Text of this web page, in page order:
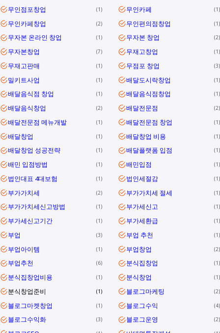
무인점포창업 1 무인카페 1
무인카페창업 2 무인편의점창업 1
무자본 온라인 창업 1 무자본 창업 2
무자본창업 7 무재고창업 1
무재고판매 1 무점포 창업 3
밀키트사업 1 배달도시락창업 1
배달음식점 창업 1 배달음식점창업 1
배달음식창업 2 배달전문점 2
배달전문점 메뉴개발 1 배달전문점 창업 1
배달창업 1 배달창업 비용 1
배달창업 성공전략 1 배달플랫폼 입점 1
배민 입점방법 1 배민입점 1
법인대표 4대보험 1 법인세절감 1
부가가치세 2 부가가치세 절세 1
부가가치세신고방법 1 부가세신고 1
부가세신고기간 1 부가세환급 1
부업 3 부업 추천 1
부업아이템 1 부업창업 2
부업추천 6 분식집창업 1
분식집창업비용 1 분식창업 1
분식창업준비 1 블로그마케팅 2
블로그마켓창업 1 블로그수익 4
블로그수익화 3 블로그운영 2